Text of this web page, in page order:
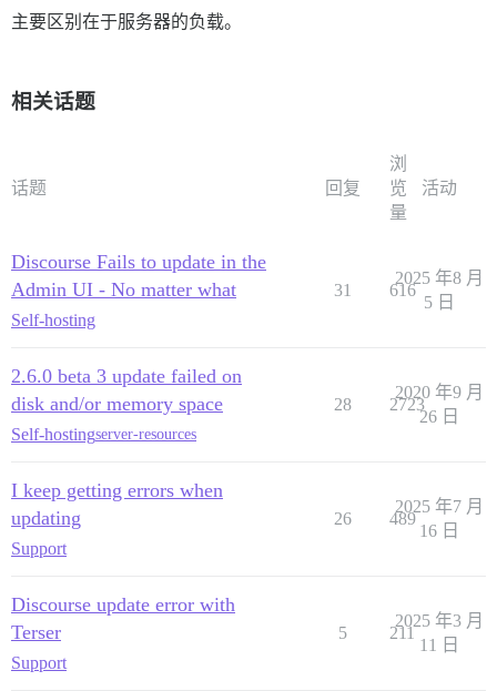
主要区别在于服务器的负载。
相关话题
话题 回复
浏
览
量
活动
Discourse Fails to update in the
Admin UI - No matter what
Self-hosting
31 616
2025 年8 月
5 日
2.6.0 beta 3 update failed on
disk and/or memory space
Self-hostingserver-resources
28 2723
2020 年9 月
26 日
I keep getting errors when
updating
Support
26 489
2025 年7 月
16 日
Discourse update error with
Terser
Support
5 211
2025 年3 月
11 日